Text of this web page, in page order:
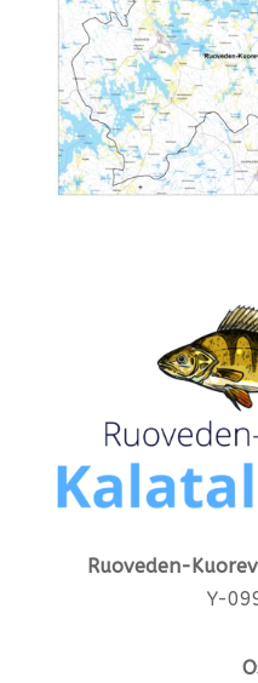
Ruoveden-
Y-